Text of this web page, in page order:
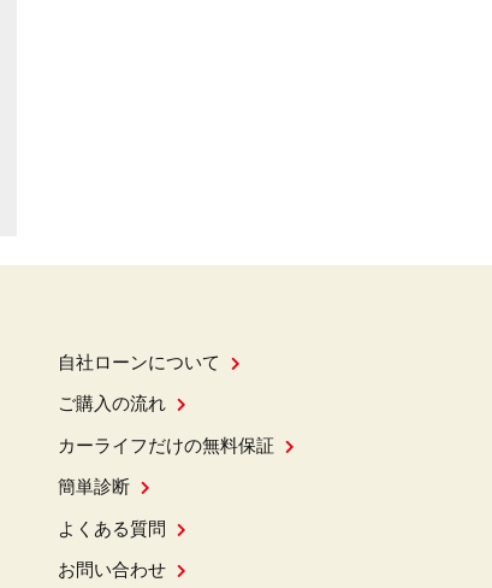
自社ローンについて
ご購入の流れ
カーライフだけの無料保証
簡単診断
よくある質問
お問い合わせ